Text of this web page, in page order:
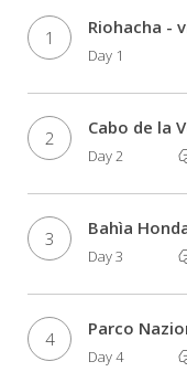
dune
del
deserto,
mare
cristallino,
i
fenicotteri
e
mangiare
cibo
tradizionale
dei
Caraibi
1 Riohacha -
Day 1
2 Cabo de la
Day 2
3 Bahìa
Day 3
4 Parco
Day 4